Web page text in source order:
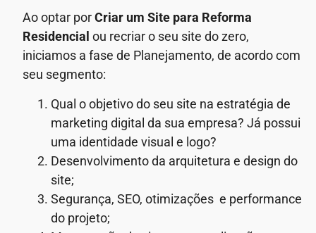
Ao optar porCriar um Site para Reforma
Residencial ou recriar o seu site do zero,
iniciamos a fase de Planejamento, de acordo com
seu segmento:
Qual o objetivo do seu site na estratégia de
marketing digital da sua empresa? Já possui
uma identidade visual e logo?
Desenvolvimento da arquitetura e design do
site;
Segurança, SEO, otimizações e performance
do projeto;